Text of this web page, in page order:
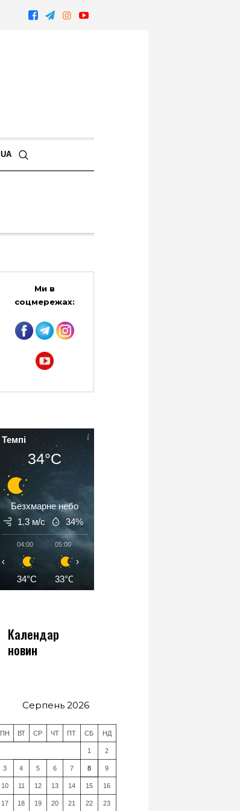
UA
Ми в
соцмережах:
Темпі
34°C
Безхмарне небо
1.3 м/с
34%
04:00
34°C
05:00
33°C
06:00
‹ ›
Календар
новин
Серпень 2026
ПН ВТ СР ЧТ ПТ СБ НД
1 2
3 4 5 6 7 8 9
10 11 12 13 14 15 16
17 18 19 20 21 22 23